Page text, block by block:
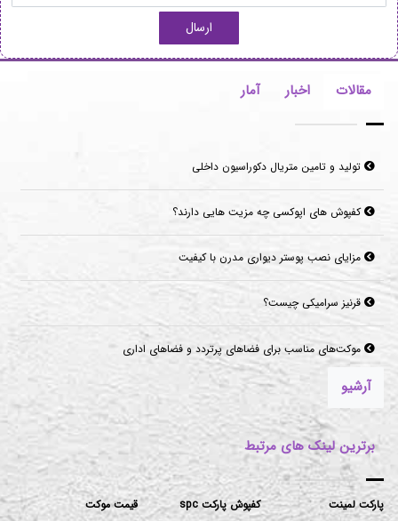
ارسال
مقالات اخبار آمار
تولید و تامین متریال دکوراسیون داخلی
کفپوش های اپوکسی چه مزیت هایی دارند؟
مزایای نصب پوستر دیواری مدرن با کیفیت
قرنیز سرامیکی چیست؟
موکت‌های مناسب برای فضاهای پرتردد و فضاهای اداری
آرشیو
برترین لینک های مرتبط
پارکت لمینت
کفپوش پارکت spc
قیمت موکت